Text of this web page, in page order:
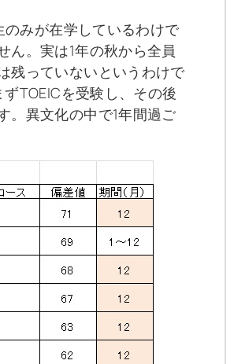
みが在学しているわけで
ん。実は1年の秋から全員
残っていないというわけで
TOEICを受験し、その後
。異文化の中で1年間過ご